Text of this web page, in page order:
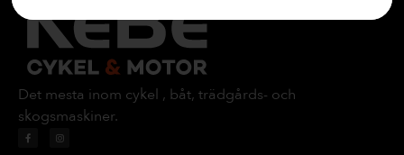
Det mesta inom cykel , båt, trädgårds- och
skogsmaskiner.